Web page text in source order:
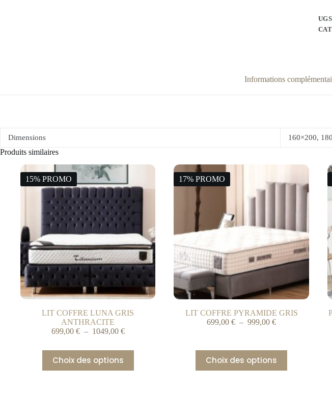
Informations
Dimensions 160×200,
Produits similaires
15% PROMO
LIT COFFRE LUNA GRIS
ANTHRACITE
699,00 € – 1049,00 €
Choix des options
17% PROMO
LIT COFFRE PYRAMIDE GRIS
699,00€ – 999,00€
Choix des options